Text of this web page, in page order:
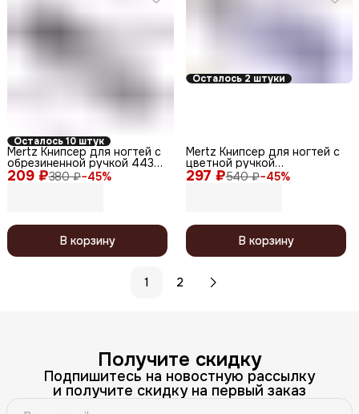
Осталось 10 штук
209 ₽380 ₽−45%
Mertz Книпсер для ногтей с
обрезиненной ручкой 443
малый, салатовый, 5,5 см
В корзину
Осталось 2 штуки
297 ₽540 ₽−45%
Mertz Книпсер для ногтей с
цветной ручкой
матированный A474, 8 см
В корзину
1 2
Получите скидку
Подпишитесь на новостную рассылку
и получите скидку на первый заказ